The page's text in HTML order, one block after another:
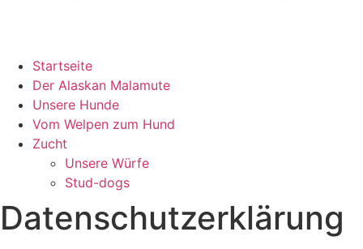
Startseite
Der Alaskan Malamute
Unsere Hunde
Vom Welpen zum Hund
Zucht
Unsere Würfe
Stud-dogs
Datenschutzerklärung